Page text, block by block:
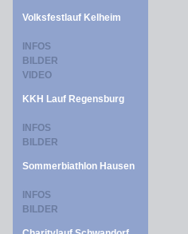
Volksfestlauf Kelheim
INFOS
BILDER
VIDEO
KKH Lauf Regensburg
INFOS
BILDER
Sommerbiathlon Hausen
INFOS
BILDER